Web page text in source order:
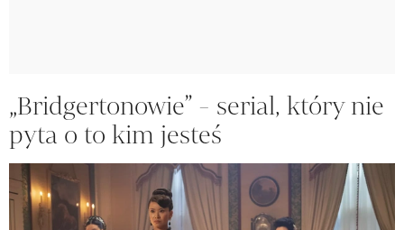
„Bridgertonowie” - serial, który nie
pyta o to kim jesteś